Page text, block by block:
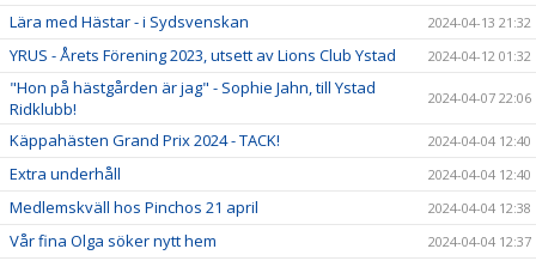
Lära med Hästar - i Sydsvenskan 2024-04-13 21:32
YRUS - Årets Förening 2023, utsett av Lions Club Ystad 2024-04-12 01:32
"Hon på hästgården är jag" - Sophie Jahn, till Ystad
Ridklubb!
2024-04-07 22:06
Käppahästen Grand Prix 2024 - TACK! 2024-04-04 12:40
Extra underhåll 2024-04-04 12:40
Medlemskväll hos Pinchos 21 april 2024-04-04 12:38
Vår fina Olga söker nytt hem 2024-04-04 12:37